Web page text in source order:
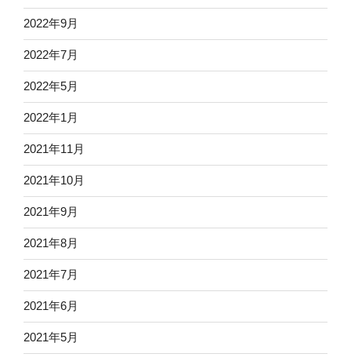
2022年9月
2022年7月
2022年5月
2022年1月
2021年11月
2021年10月
2021年9月
2021年8月
2021年7月
2021年6月
2021年5月